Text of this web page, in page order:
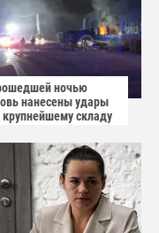
ночью
нанесены удары
крупнейшему складу
Rozetka